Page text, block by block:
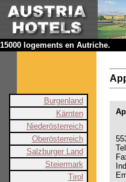
15000 logements en Autriche.
Burgenland
Kärnten
Niederösterreich
Oberösterreich
Salzburger Land
Steiermark
Tirol